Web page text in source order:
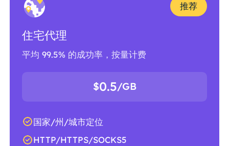
推荐
住宅代理
平均 99.5% 的成功率，按量计费
$0.5/GB
国家/州/城市定位
HTTP/HTTPS/SOCKS5